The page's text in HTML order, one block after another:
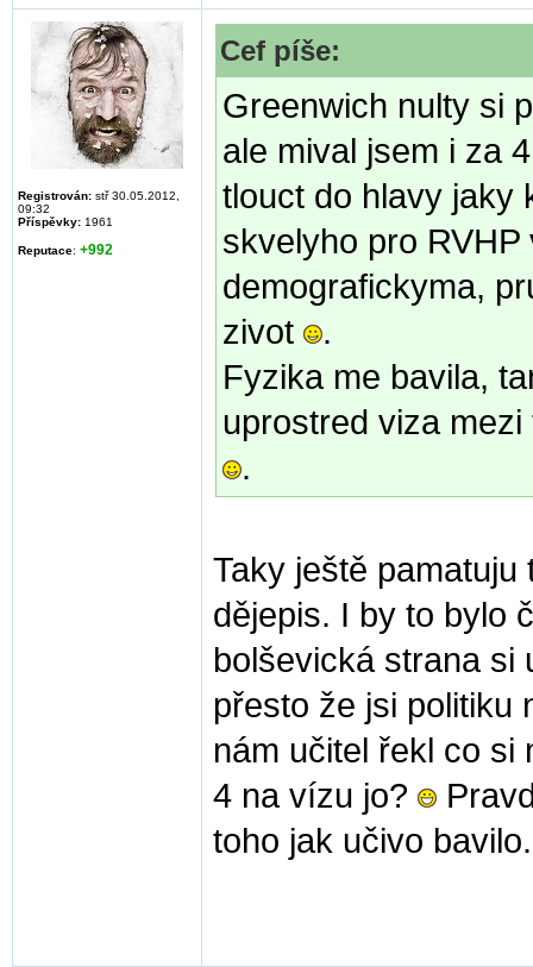
Registrován: stř 30.05.2012,
09:32
Příspěvky: 1961
Reputace: +992
Cef píše:
Greenwich nulty si
ale mival jsem i za
tlouct do hlavy jaky
skvelyho pro
demografickyma,
zivot
.
Fyzika me bavila,
uprostred viza
.
Taky ještě
dějepis. I by to bylo
bolševická strana si
přesto že jsi politiku
nám učitel řekl co si
4 na vízu jo?
toho jak učivo bavilo.